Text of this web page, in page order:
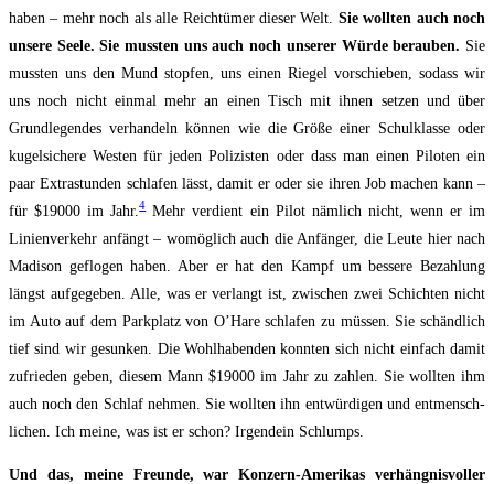
haben – mehr noch als alle Reich­tü­mer die­ser Welt. Sie woll­ten auch noch
unse­re See­le. Sie muss­ten uns auch noch unse­rer Wür­de berau­ben. Sie
muss­ten uns den Mund stop­fen, uns einen Rie­gel vor­schie­ben, sodass wir
uns noch nicht ein­mal mehr an einen Tisch mit ihnen set­zen und über
Grund­le­gen­des ver­handeln kön­nen wie die Grö­ße einer Schul­klas­se oder
kugel­si­che­re Wes­ten für jeden Poli­zis­ten oder dass man einen Pilo­ten ein
paar Extra­stun­den schla­fen lässt, damit er oder sie ihren Job machen kann –
für $19000 im Jahr.4Mehr ver­dient ein Pilot näm­lich nicht, wenn er im
Linien­verkehr anfängt – womög­lich auch die An­fänger, die Leu­te hier nach
Madi­son geflo­gen haben. Aber er hat den Kampf um bes­se­re Bezah­lung
längst auf­ge­ge­ben. Alle, was er ver­langt ist, zwi­schen zwei Schich­ten nicht
im Auto auf dem Park­platz von O’Ha­re schla­fen zu müs­sen. Sie schänd­lich
tief sind wir gesun­ken. Die Wohl­ha­ben­den konn­ten sich nicht ein­fach damit
zufrie­den geben, die­sem Mann $19000 im Jahr zu zah­len. Sie woll­ten ihm
auch noch den Schlaf neh­men. Sie woll­ten ihn entwürdi­gen und ent­mensch­
lichen. Ich mei­ne, was ist er schon? Irgend­ein Schlumps.
Und das, mei­ne Freun­de, war Kon­zern-Ame­ri­kas ver­häng­nis­vol­ler